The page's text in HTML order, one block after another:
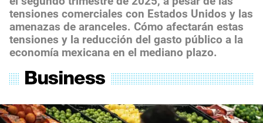
tensiones comerciales con Estados Unidos y las
amenazas de aranceles. Cómo afectarán estas
tensiones y la reducción del gasto público a la
economía mexicana en el mediano plazo.